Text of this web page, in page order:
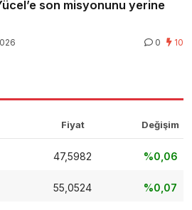
son misyonunu yerine
0 10
Fiyat Değişim
47,5982 %0,06
55,0524 %0,07